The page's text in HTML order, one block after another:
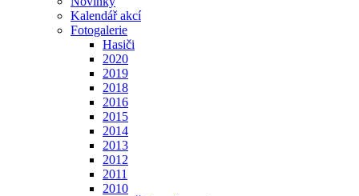
Kalendář akcí
Fotogalerie
Hasiči
2020
2019
2018
2016
2015
2014
2013
2012
2011
2010